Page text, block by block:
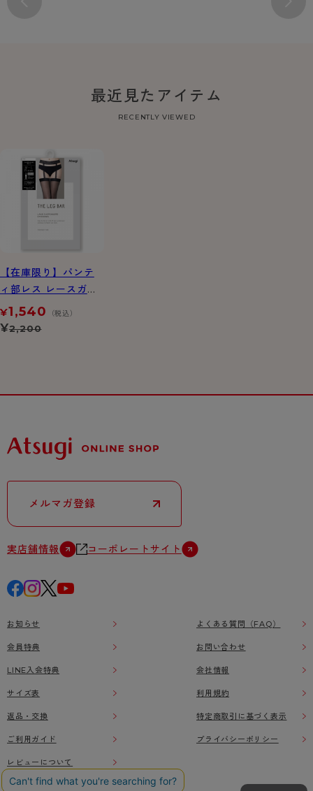
最近見たアイテム
RECENTLY VIEWED
【在庫限り】パンテ
ィ部レス レースガー
ター付 プレーンスト
ッキング
¥1,540 （税込）
¥2,200
メルマガ登録
実店舗情報 コーポレートサイト
お知らせ
会員特典
LINE入会特典
サイズ表
返品・交換
ご利用ガイド
レビューについて
よくある質問（FAQ）
お問い合わせ
会社情報
利用規約
特定商取引に基づく表示
プライバシーポリシー